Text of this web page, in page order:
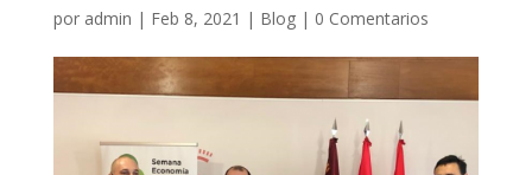
por admin | Feb 8, 2021 | Blog| 0 Comentarios